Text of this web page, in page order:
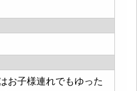
お子様連れでもゆった